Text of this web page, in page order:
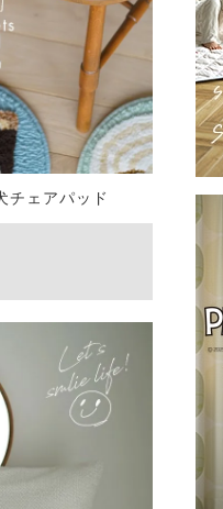
チェアパッド